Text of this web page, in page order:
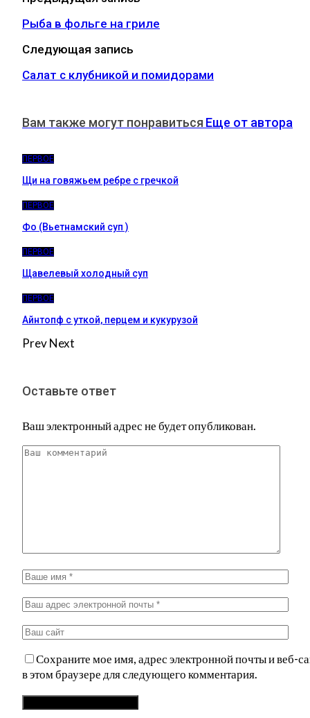
Рыба в фольге на гриле
Следующая запись
Салат с клубникой и помидорами
Вам также могут понравиться Еще от автора
ПЕРВОЕ
Щи на говяжьем ребре с гречкой
ПЕРВОЕ
Фо (Вьетнамский суп )
ПЕРВОЕ
Щавелевый холодный суп
ПЕРВОЕ
Айнтопф с уткой, перцем и кукурузой
PrevNext
Оставьте ответ
Ваш электронный адрес не будет опубликован.
Сохраните мое имя, адрес электронной почты и веб-
в этом браузере для следующего комментария.